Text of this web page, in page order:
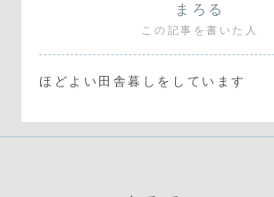
まろる
この記事を書いた人
ほどよい田舎暮しをしています